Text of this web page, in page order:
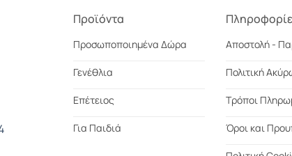
Προϊόντα
Προσωποποιημένα Δώρα
Γενέθλια
Επέτειος
Για Παιδιά
Αποστολή -
Πολιτική
Τρόποι
Όροι και